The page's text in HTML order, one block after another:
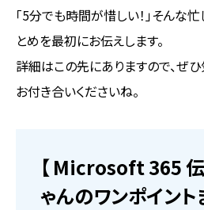
「5分でも時間が惜しい！」そんな
とめを最初にお伝えします。
詳細はこの先にありますので、ぜ
お付き合いくださいね。
【 Microsoft 365
ゃんのワンポイント